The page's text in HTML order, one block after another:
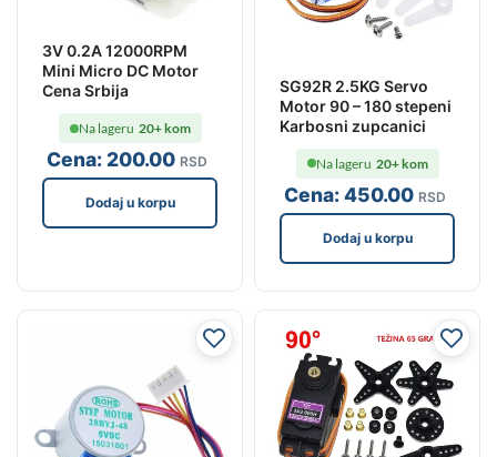
3V 0.2A 12000RPM
Mini Micro DC Motor
Cena Srbija
Cena: 200.00 RSD
Na lageru 20+ kom
Dodaj u korpu
SG92R 2.5KG Servo
Motor 90 – 180 stepeni
Karbosni zupcanici
Cena:450.00 RSD
Na lageru 20+ kom
Dodaj u korpu